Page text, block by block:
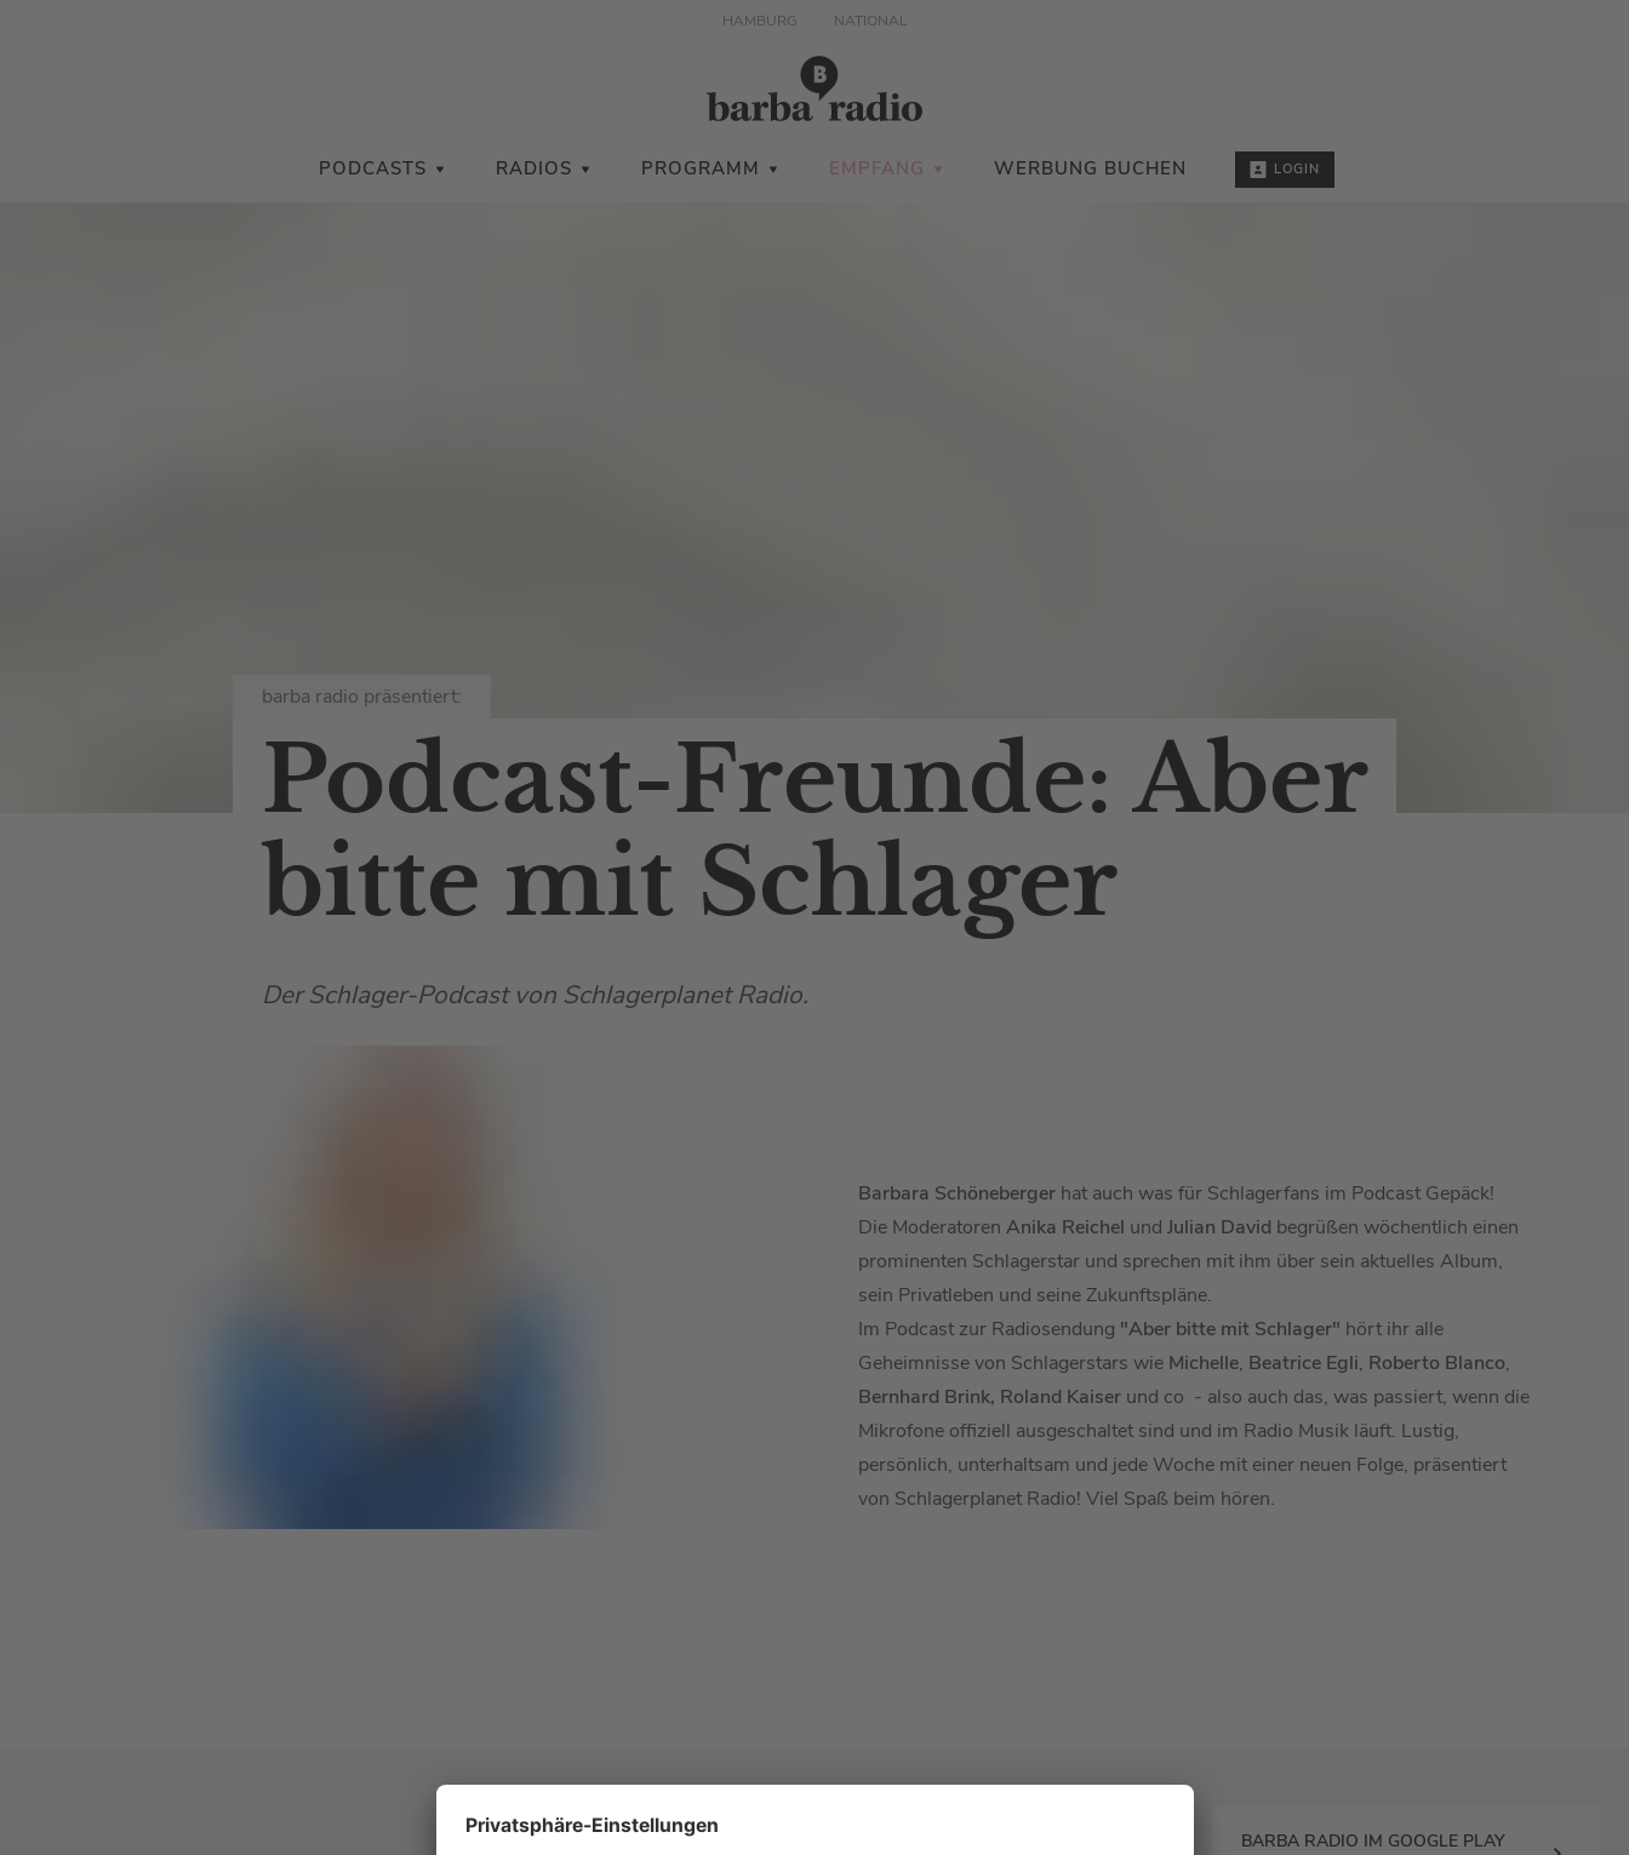
HAMBURG NATIONAL
PODCASTS RADIOS PROGRAMM EMPFANG WERBUNG BUCHEN LOGIN
barba radio präsentiert:
Podcast-Freunde: Aber
bitte mit Schlager
Der Schlager-Podcast von Schlagerplanet Radio.
Barbara Schöneberger hat auch was für Schlagerfans im Podcast Gepäck!
Die Moderatoren Anika Reichel und Julian David begrüßen wöchentlich einen
prominenten Schlagerstar und sprechen mit ihm über sein aktuelles Album,
sein Privatleben und seine Zukunftspläne.
Im Podcast zur Radiosendung "Aber bitte mit Schlager" hört ihr alle
Geheimnisse von Schlagerstars wie Michelle, Beatrice Egli, Roberto Blanco,
Bernhard Brink, Roland Kaiser und co - also auch das, was passiert, wenn die
Mikrofone offiziell ausgeschaltet sind und im Radio Musik läuft. Lustig,
persönlich, unterhaltsam und jede Woche mit einer neuen Folge, präsentiert
von Schlagerplanet Radio! Viel Spaß beim hören.
BARBA RADIO IM GOOGLE PLAY